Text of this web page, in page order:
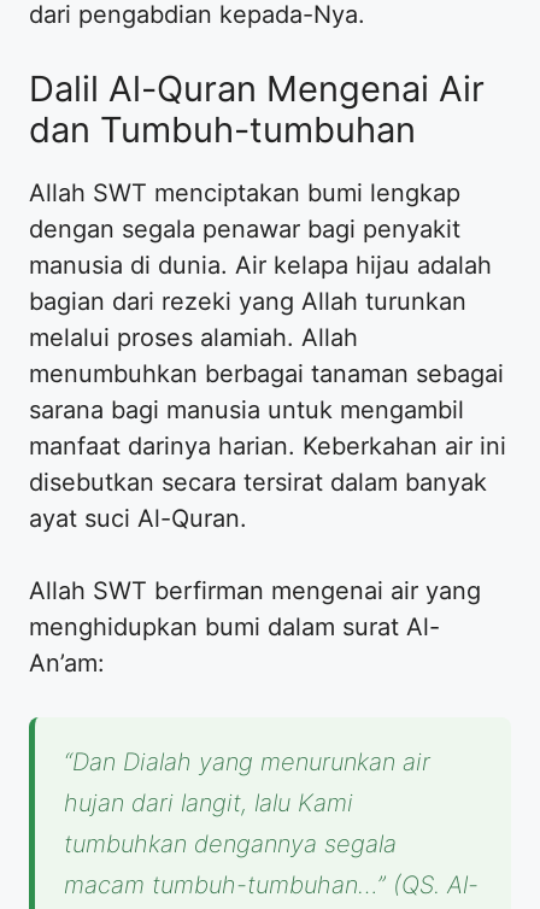
dari pengabdian kepada-Nya.
Dalil Al-Quran Mengenai Air
dan Tumbuh-tumbuhan
Allah SWT menciptakan bumi lengkap
dengan segala penawar bagi penyakit
manusia di dunia. Air kelapa hijau adalah
bagian dari rezeki yang Allah turunkan
melalui proses alamiah. Allah
menumbuhkan berbagai tanaman sebagai
sarana bagi manusia untuk mengambil
manfaat darinya harian. Keberkahan air ini
disebutkan secara tersirat dalam banyak
ayat suci Al-Quran.
Allah SWT berfirman mengenai air yang
menghidupkan bumi dalam surat Al-
An’am:
“Dan Dialah yang menurunkan air
hujan dari langit, lalu Kami
tumbuhkan dengannya segala
macam tumbuh-tumbuhan…” (QS. Al-